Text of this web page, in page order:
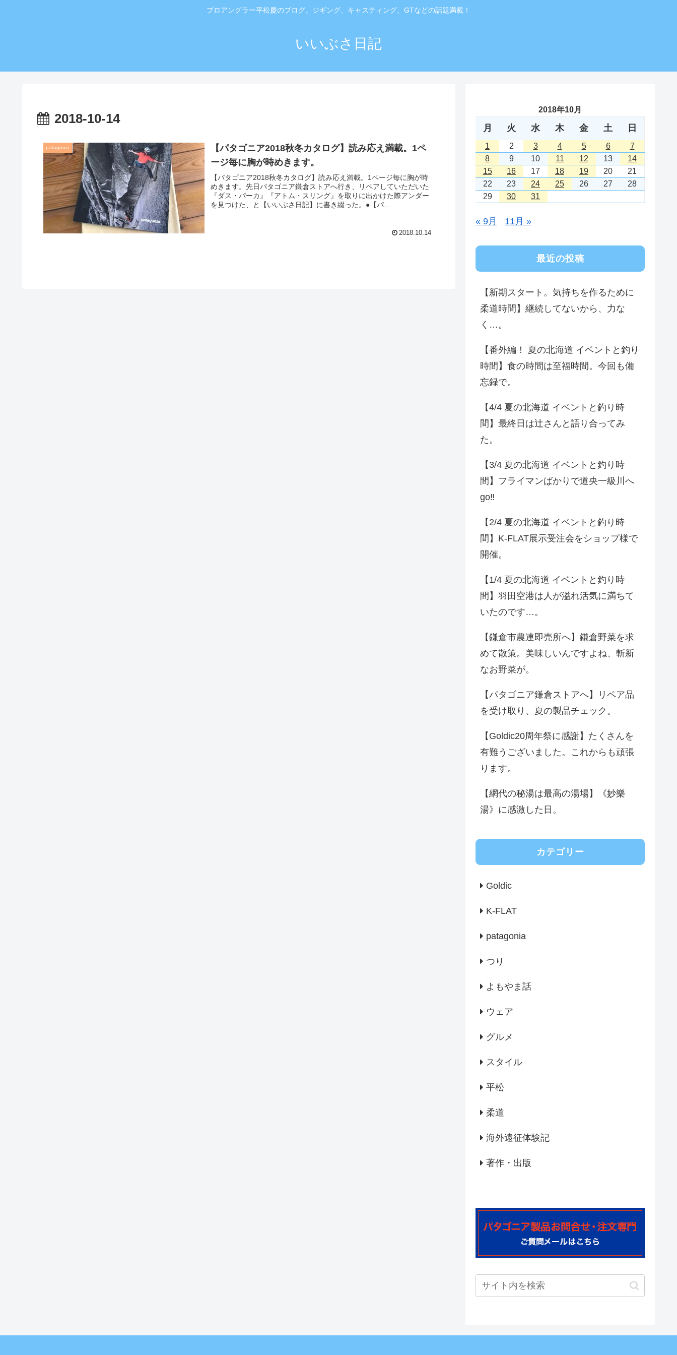
プロアングラー平松慶のブログ。ジギング、キャスティング、GTなどの話題満載！
いいぶさ日記
2018-10-14
patagonia
【パタゴニア2018秋冬カタログ】読み応え満載。1ペ
ージ毎に胸が時めきます。
【パタゴニア2018秋冬カタログ】読み応え満載。1ページ毎に胸が時
めきます。先日パタゴニア鎌倉ストアへ行き、リペアしていただいた
『ダス・パーカ』『アトム・スリング』を取りに出かけた際アンダー
を見つけた、と【いいぶさ日記】に書き綴った。●【パ...
2018.10.14
2018年10月
月 火 水 木 金 土 日
1 2 3 4 5 6
7
8
9 10 11 12 13
14
15
16 17 18 19 20
21
22
23 24 25 26 27
28
29
30 31
« 9月 11月 »
最近の投稿
【新期スタート。気持ちを作るために
柔道時間】継続してないから、力な
く…。
【番外編！ 夏の北海道 イベントと釣り
時間】食の時間は至福時間。今回も備
忘録で。
【4/4 夏の北海道 イベントと釣り時
間】最終日は辻さんと語り合ってみ
た。
【3/4 夏の北海道 イベントと釣り時
間】フライマンばかりで道央一級川へ
go‼️
【2/4 夏の北海道 イベントと釣り時
間】K-FLAT展示受注会をショップ様で
開催。
【1/4 夏の北海道 イベントと釣り時
間】羽田空港は人が溢れ活気に満ちて
いたのです…。
【鎌倉市農連即売所へ】鎌倉野菜を求
めて散策。美味しいんですよね、斬新
なお野菜が。
【パタゴニア鎌倉ストアへ】リペア品
を受け取り、夏の製品チェック。
【Goldic20周年祭に感謝】たくさんを
有難うございました。これからも頑張
ります。
【網代の秘湯は最高の湯場】《妙樂
湯》に感激した日。
カテゴリー
Goldic
K-FLAT
patagonia
つり
よもやま話
ウェア
グルメ
スタイル
平松
柔道
海外遠征体験記
著作・出版